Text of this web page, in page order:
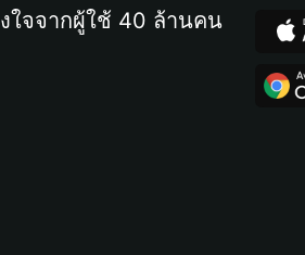
ใจจากผู้ใช้ 40 ล้านคน